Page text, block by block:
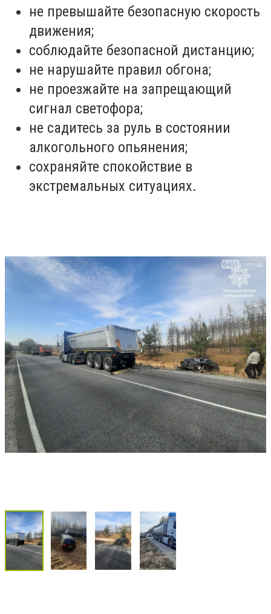
не превышайте безопасную скорость
движения;
соблюдайте безопасной дистанцию;
не нарушайте правил обгона;
не проезжайте на запрещающий
сигнал светофора;
не садитесь за руль в состоянии
алкогольного опьянения;
сохраняйте спокойствие в
экстремальных ситуациях.